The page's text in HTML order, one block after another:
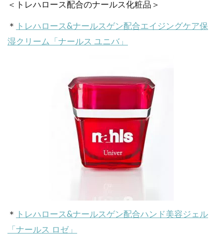
＜トレハロース配合のナールス化粧品＞
＊
トレハロース&ナールスゲン配合エイジングケア保
湿クリーム「ナールス ユニバ」
＊
トレハロース&ナールスゲン配合ハンド美容ジェル
「ナールス ロゼ」